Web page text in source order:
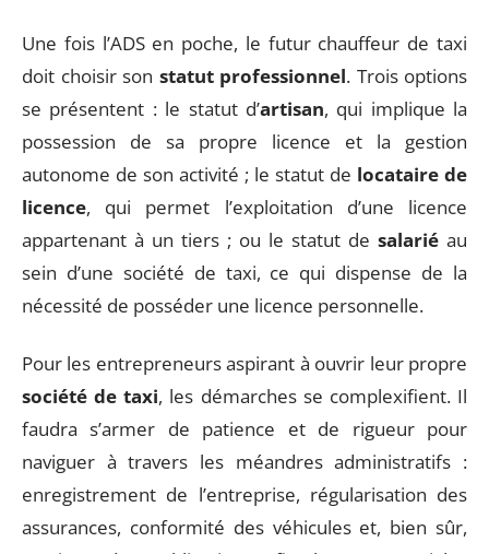
Une fois l’ADS en poche, le futur chauffeur de taxi
doit choisir son statut professionnel. Trois options
se présentent : le statut d’artisan, qui implique la
possession de sa propre licence et la gestion
autonome de son activité ; le statut de locataire de
licence, qui permet l’exploitation d’une licence
appartenant à un tiers ; ou le statut de salarié au
sein d’une société de taxi, ce qui dispense de la
nécessité de posséder une licence personnelle.
Pour les entrepreneurs aspirant à ouvrir leur propre
société de taxi, les démarches se complexifient. Il
faudra s’armer de patience et de rigueur pour
naviguer à travers les méandres administratifs :
enregistrement de l’entreprise, régularisation des
assurances, conformité des véhicules et, bien sûr,